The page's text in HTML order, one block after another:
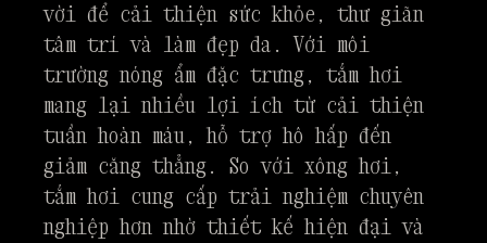
vời để cải thiện sức khỏe, thư giãn
tâm trí và làm đẹp da. Với môi
trường nóng ẩm đặc trưng, tắm hơi
mang lại nhiều lợi ích từ cải thiện
tuần hoàn máu, hỗ trợ hô hấp đến
giảm căng thẳng. So với xông hơi,
tắm hơi cung cấp trải nghiệm chuyên
nghiệp hơn nhờ thiết kế hiện đại và